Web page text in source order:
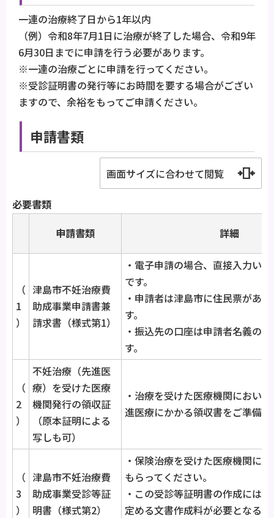
一連の治療終了日から1年以内
（例）令和8年7月1日に治療が終了した場合、令和9年
6月30日までに申請を行う必要があります。
※一連の治療ごとに申請を行ってください。
※受診証明書の発行等にお時間を要する場合がござい
ますので、余裕をもってご申請ください。
申請書類
画面サイズに合わせて閲覧
必要書類
申請書類
詳細
（
1
）
津島市不妊治療費
助成事業申請書兼
請求書（様式第1）
・電子申請の場合、直接入力い
です。
・申請者は津島市に住民票があ
す。
・振込先の口座は申請者名義の
す。
（
2
）
不妊治療（先進医
療）を受けた医療
機関発行の領収証
（原本証明による
写しも可）
・治療を受けた医療機関におい
進医療にかかる領収書をご準備
（
3
）
津島市不妊治療費
助成事業受診等証
明書（様式第2）
・保険治療を受けた医療機関に
もらってください。
・この受診等証明書の作成には
定める文書作成料が必要となる